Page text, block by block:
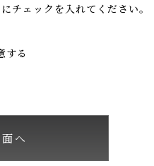
チェックを入れてください。
する
へ